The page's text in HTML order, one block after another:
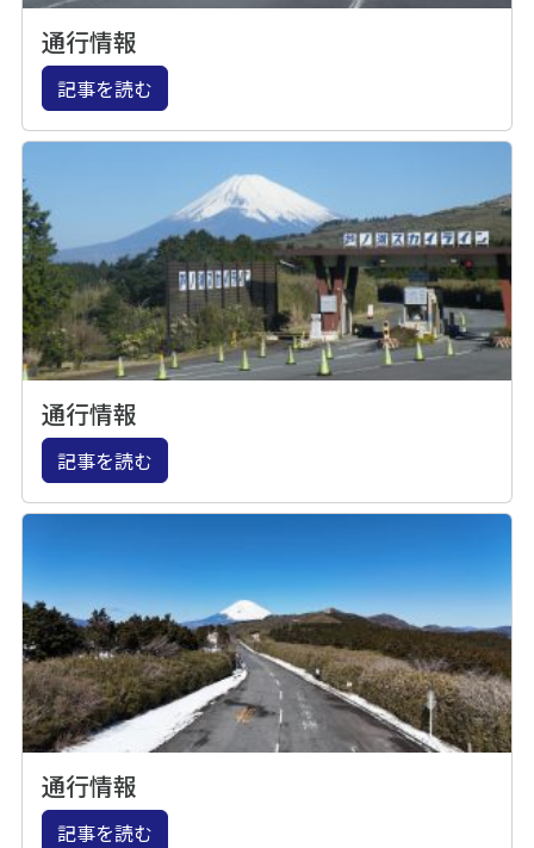
通行情報
記事を読む
通行情報
記事を読む
通行情報
記事を読む